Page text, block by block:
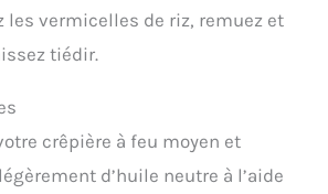
les vermicelles de riz, remuez et
tiédir.
crêpière à feu moyen et
d’huile neutre à l’aide